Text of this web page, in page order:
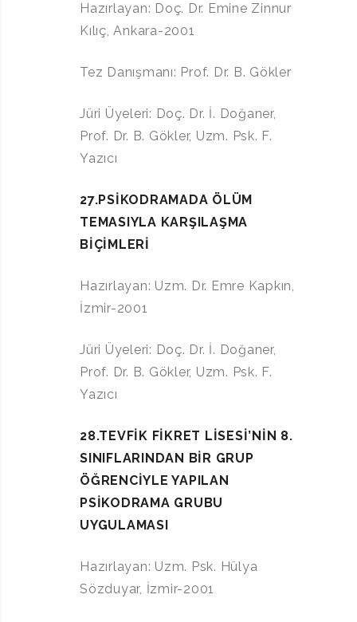
Hazırlayan: Doç. Dr. Emine Zinnur
Kılıç, Ankara-2001
Tez Danışmanı: Prof. Dr. B. Gökler
Jüri Üyeleri: Doç. Dr. İ. Doğaner,
Prof. Dr. B. Gökler, Uzm. Psk. F.
Yazıcı
27.PSİKODRAMADA ÖLÜM
TEMASIYLA KARŞILAŞMA
BİÇİMLERİ
Hazırlayan: Uzm. Dr. Emre Kapkın,
İzmir-2001
Jüri Üyeleri: Doç. Dr. İ. Doğaner,
Prof. Dr. B. Gökler, Uzm. Psk. F.
Yazıcı
28.TEVFİK FİKRET LİSESİ’NİN 8.
SINIFLARINDAN BİR GRUP
ÖĞRENCİYLE YAPILAN
PSİKODRAMA GRUBU
UYGULAMASI
Hazırlayan: Uzm. Psk. Hülya
Sözduyar, İzmir-2001